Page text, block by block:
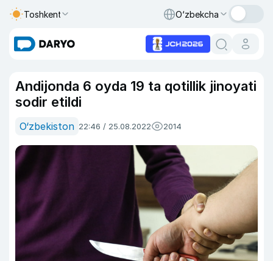
Toshkent O‘zbekcha
Andijonda 6 oyda 19 ta qotillik jinoyati
sodir etildi
O‘zbekiston 22:46 / 25.08.2022 2014